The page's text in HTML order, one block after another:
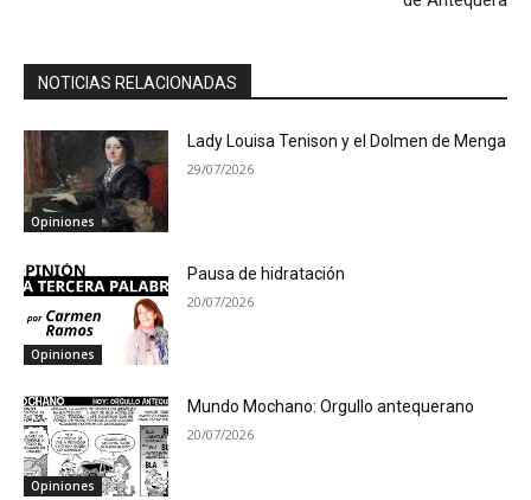
NOTICIAS RELACIONADAS
Opiniones
Lady Louisa Tenison y el Dolmen de Menga
29/07/2026
Opiniones
Pausa de hidratación
20/07/2026
Opiniones
Mundo Mochano: Orgullo antequerano
20/07/2026